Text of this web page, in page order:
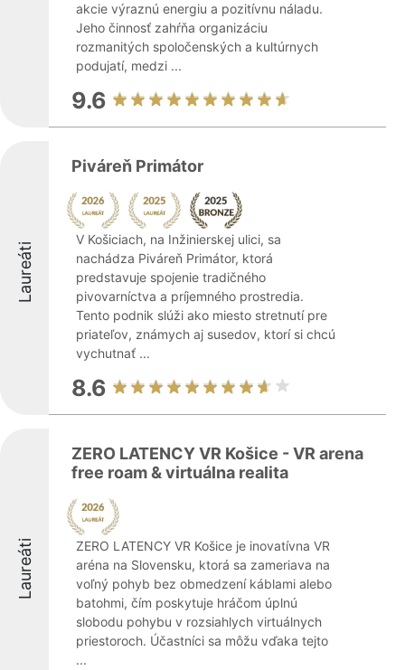
akcie výraznú energiu a pozitívnu náladu.
Jeho činnosť zahŕňa organizáciu
rozmanitých spoločenských a kultúrnych
podujatí, medzi ...
9.6
Laureáti
Piváreň Primátor
V Košiciach, na Inžinierskej ulici, sa
nachádza Piváreň Primátor, ktorá
predstavuje spojenie tradičného
pivovarníctva a príjemného prostredia.
Tento podnik slúži ako miesto stretnutí pre
priateľov, známych aj susedov, ktorí si chcú
vychutnať ...
8.6
Laureáti
ZERO LATENCY VR Košice - VR arena
free roam & virtuálna realita
ZERO LATENCY VR Košice je inovatívna VR
aréna na Slovensku, ktorá sa zameriava na
voľný pohyb bez obmedzení káblami alebo
batohmi, čím poskytuje hráčom úplnú
slobodu pohybu v rozsiahlych virtuálnych
priestoroch. Účastníci sa môžu vďaka tejto
...